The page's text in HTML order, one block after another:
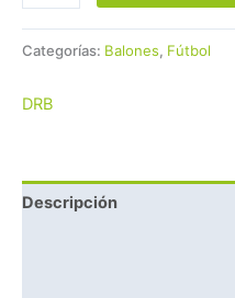
Categorías: Balones, Fútbol
DRB
Descripción